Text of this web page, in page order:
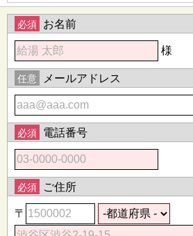
必須 お名前
様
任意 メールアドレス
必須 電話番号
必須 ご住所
〒